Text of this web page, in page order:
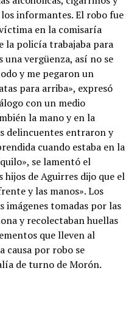
informantes. El robo fue
en la comisaría
la policía trabajaba para
una vergüenza, así no se
y me pegaron un
para arriba», expresó
con un medio
la mano y en la
delincuentes entraron y
cuando estaba en la
se lamentó el
de Aguirres dijo que el
y las manos». Los
imágenes tomadas por las
y recolectaban huellas
que lleven al
causa por robo se
de turno de Morón.